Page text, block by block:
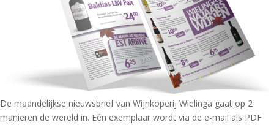
De maandelijkse nieuwsbrief van Wijnkoperij Wielinga gaat op 2
manieren de wereld in. Eén exemplaar wordt via de e-mail als PDF